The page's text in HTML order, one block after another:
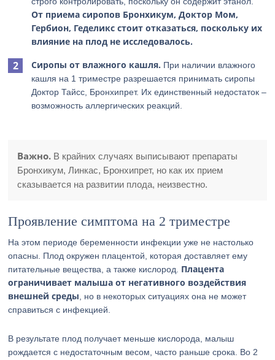
От приема сиропов Бронхикум, Доктор Мом,
Гербион, Геделикс стоит отказаться, поскольку их
влияние на плод не исследовалось.
Сиропы от влажного кашля. При наличии влажного
кашля на 1 триместре разрешается принимать сиропы
Доктор Тайсс, Бронхипрет. Их единственный недостаток –
возможность аллергических реакций.
Важно. В крайних случаях выписывают препараты
Бронхикум, Линкас, Бронхипрет, но как их прием
сказывается на развитии плода, неизвестно.
Проявление симптома на 2 триместре
На этом периоде беременности инфекции уже не настолько
опасны. Плод окружен плацентой, которая доставляет ему
питательные вещества, а также кислород. Плацента
ограничивает малыша от негативного воздействия
внешней среды , но в некоторых ситуациях она не может
справиться с инфекцией.
В результате плод получает меньше кислорода, малыш
рождается с недостаточным весом, часто раньше срока. Во 2